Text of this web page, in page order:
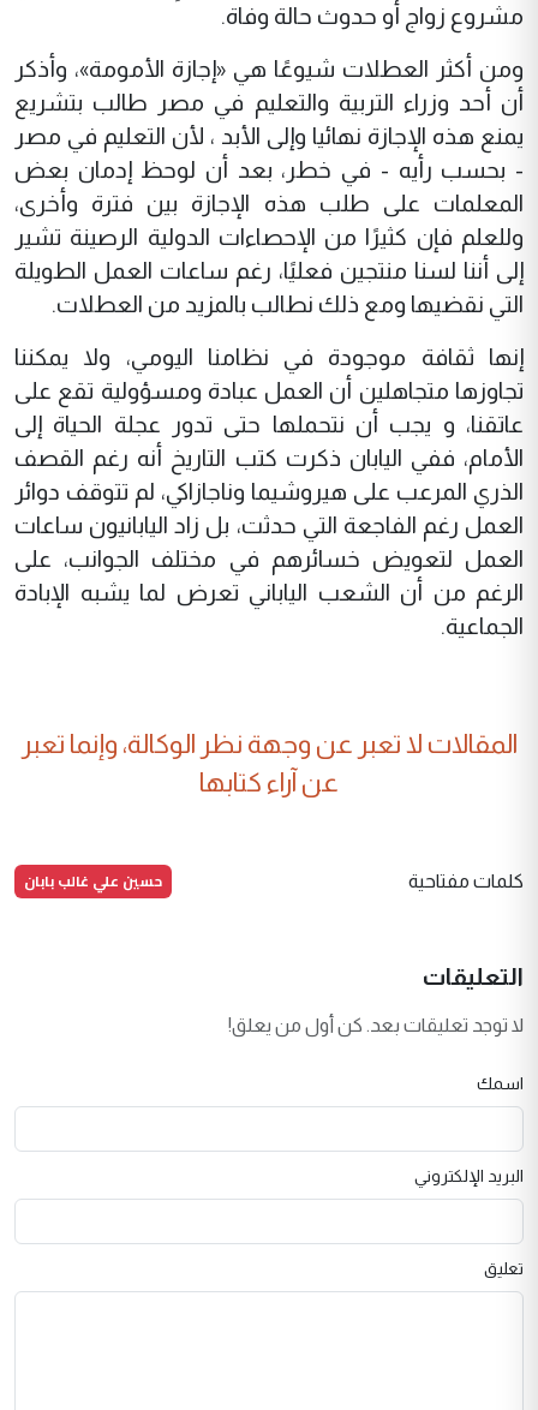
مشروع زواج أو حدوث حالة وفاة.
ومن أكثر العطلات شيوعًا هي «إجازة الأمومة»، وأذكر
أن أحد وزراء التربية والتعليم في مصر طالب بتشريع
يمنع هذه الإجازة نهائيا وإلى الأبد ، لأن التعليم في مصر
- بحسب رأيه - في خطر، بعد أن لوحظ إدمان بعض
المعلمات على طلب هذه الإجازة بين فترة وأخرى،
وللعلم فإن كثيرًا من الإحصاءات الدولية الرصينة تشير
إلى أننا لسنا منتجين فعليًا، رغم ساعات العمل الطويلة
التي نقضيها ومع ذلك نطالب بالمزيد من العطلات.
إنها ثقافة موجودة في نظامنا اليومي، ولا يمكننا
تجاوزها متجاهلين أن العمل عبادة ومسؤولية تقع على
عاتقنا، و يجب أن نتحملها حتى تدور عجلة الحياة إلى
الأمام، ففي اليابان ذكرت كتب التاريخ أنه رغم القصف
الذري المرعب على هيروشيما وناجازاكي، لم تتوقف دوائر
العمل رغم الفاجعة التي حدثت، بل زاد اليابانيون ساعات
العمل لتعويض خسائرهم في مختلف الجوانب، على
الرغم من أن الشعب الياباني تعرض لما يشبه الإبادة
الجماعية.
المقالات لا تعبر عن وجهة نظر الوكالة، وإنما تعبر
عن آراء كتابها
كلمات مفتاحية حسين علي غالب بابان
التعليقات
لا توجد تعليقات بعد. كن أول من يعلق!
اسمك
البريد الإلكتروني
تعليق